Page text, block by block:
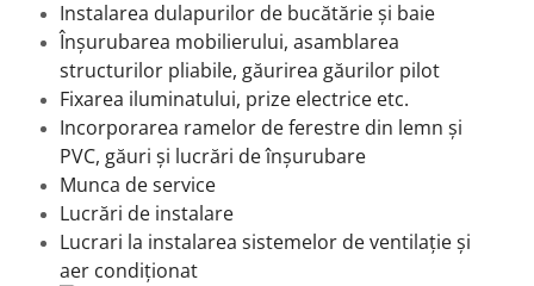
Instalarea dulapurilor de bucătărie și baie
Înșurubarea mobilierului, asamblarea
structurilor pliabile, găurirea găurilor pilot
Fixarea iluminatului, prize electrice etc.
Incorporarea ramelor de ferestre din lemn și
PVC, găuri și lucrări de înșurubare
Munca de service
Lucrări de instalare
Lucrari la instalarea sistemelor de ventilație și
aer condiționat